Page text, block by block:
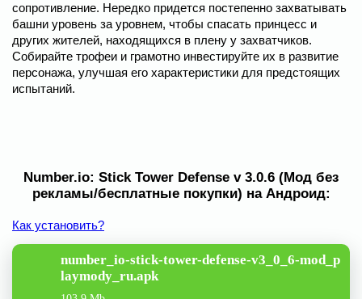
сопротивление. Нередко придется постепенно захватывать
башни уровень за уровнем, чтобы спасать принцесс и
других жителей, находящихся в плену у захватчиков.
Собирайте трофеи и грамотно инвестируйте их в развитие
персонажа, улучшая его характеристики для предстоящих
испытаний.
Number.io: Stick Tower Defense v 3.0.6 (Мод без
рекламы/бесплатные покупки) на Андроид:
Как установить?
number_io-stick-tower-defense-v3_0_6-mod_p
laymody_ru.apk